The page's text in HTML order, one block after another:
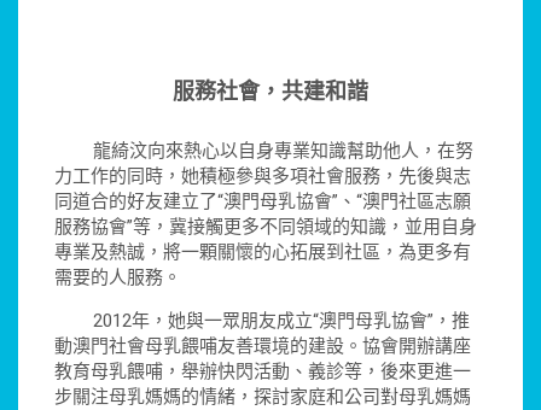
服務社會，共建和諧
龍綺汶向來熱心以自身專業知識幫助他人，在努
力工作的同時，她積極參與多項社會服務，先後與志
同道合的好友建立了“澳門母乳協會”、“澳門社區志願
服務協會”等，冀接觸更多不同領域的知識，並用自身
專業及熱誠，將一顆關懷的心拓展到社區，為更多有
需要的人服務。
2012年，她與一眾朋友成立“澳門母乳協會”，推
動澳門社會母乳餵哺友善環境的建設。協會開辦講座
教育母乳餵哺，舉辦快閃活動、義診等，後來更進一
步關注母乳媽媽的情緒，探討家庭和公司對母乳媽媽